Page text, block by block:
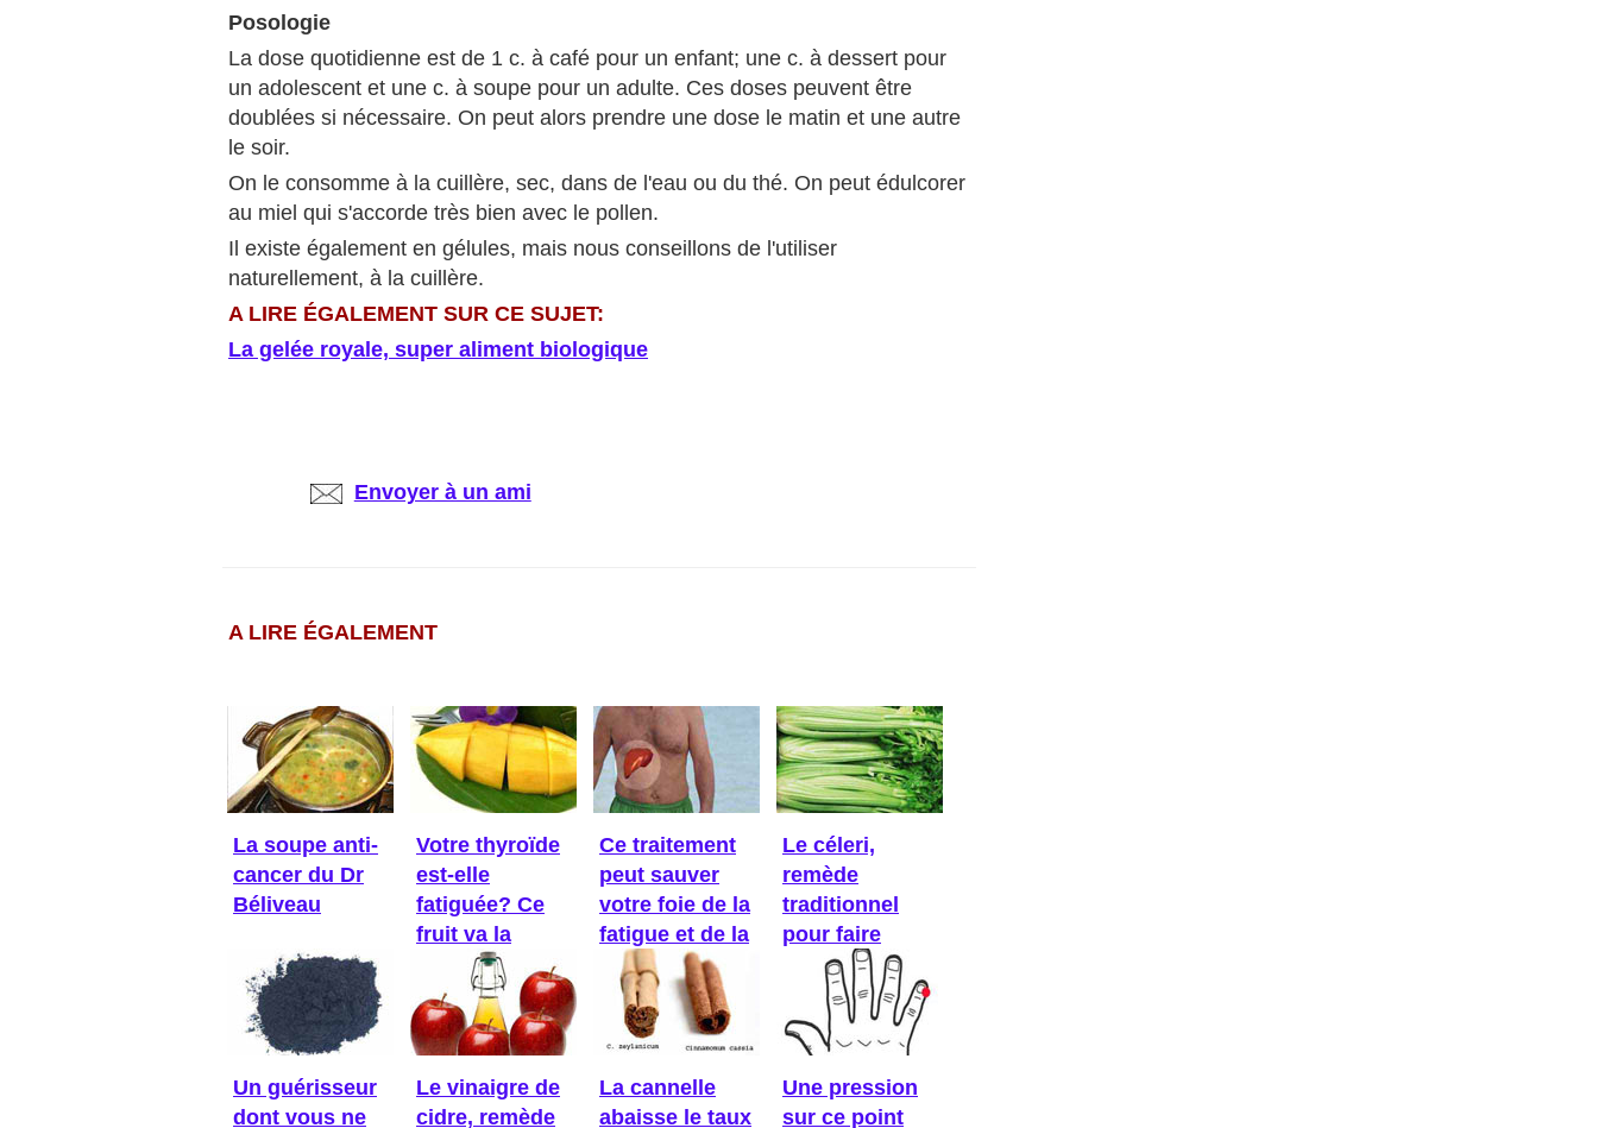
Posologie
La dose quotidienne est de 1 c. à café pour un enfant; une c. à dessert pour
un adolescent et une c. à soupe pour un adulte. Ces doses peuvent être
doublées si nécessaire. On peut alors prendre une dose le matin et une autre
le soir.
On le consomme à la cuillère, sec, dans de l'eau ou du thé. On peut édulcorer
au miel qui s'accorde très bien avec le pollen.
Il existe également en gélules, mais nous conseillons de l'utiliser
naturellement, à la cuillère.
A LIRE ÉGALEMENT SUR CE SUJET:
La gelée royale, super aliment biologique
Envoyer à un ami
A LIRE ÉGALEMENT
La soupe anti-
cancer du Dr
Béliveau
Votre thyroïde
est-elle
fatiguée? Ce
fruit va la
réveiller!
Ce traitement
peut sauver
votre foie de la
fatigue et de la
Le céleri,
remède
traditionnel
pour faire
baisser la ...
Un guérisseur
dont vous ne
Le vinaigre de
cidre, remède
La cannelle
abaisse le taux
Une pression
sur ce point